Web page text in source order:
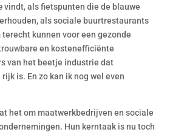
vindt, als fietspunten die de blauwe
als sociale buurtrestaurants
kunnen voor een gezonde
en kostenefficiënte
van het beetje industrie dat
is. En zo kan ik nog wel even
het om maatwerkbedrijven en sociale
Hun kerntaak is nu toch